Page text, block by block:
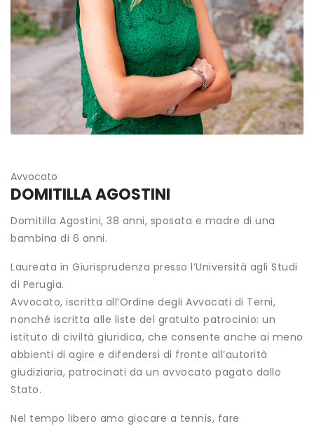
Avvocato
DOMITILLA AGOSTINI
Domitilla Agostini, 38 anni, sposata e madre di una
bambina di 6 anni.
Laureata in Giurisprudenza presso l’Università agli Studi
di Perugia.
Avvocato, iscritta all’Ordine degli Avvocati di Terni,
nonché iscritta alle liste del gratuito patrocinio: un
istituto di civiltà giuridica, che consente anche ai meno
abbienti di agire e difendersi di fronte all’autorità
giudiziaria, patrocinati da un avvocato pagato dallo
Stato.
Nel tempo libero amo giocare a tennis, fare